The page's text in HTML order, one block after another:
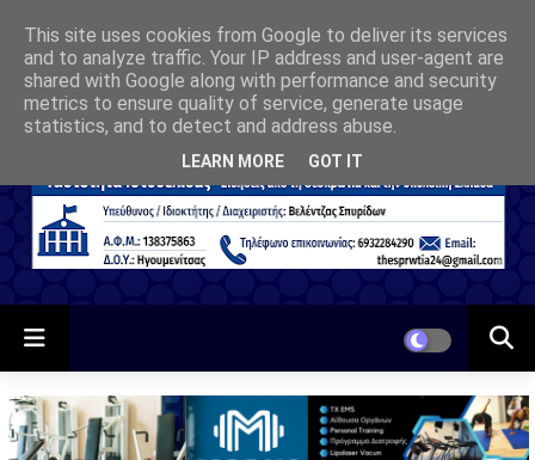
This site uses cookies from Google to deliver its services
and to analyze traffic. Your IP address and user-agent are
shared with Google along with performance and security
metrics to ensure quality of service, generate usage
statistics, and to detect and address abuse.
LEARN MORE GOT IT